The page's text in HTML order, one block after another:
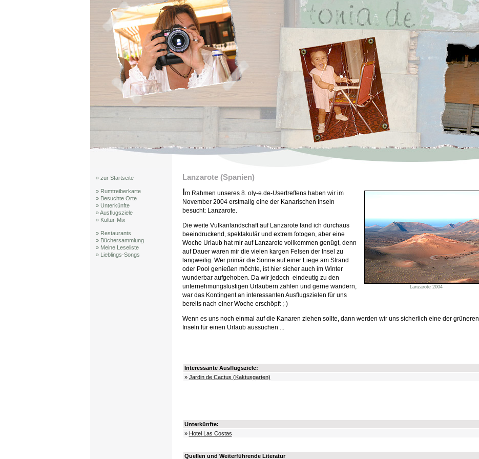
» zur Startseite
» Rumtreiberkarte
» Besuchte Orte
» Unterkünfte
» Ausflugsziele
» Kultur-Mix
» Restaurants
» Büchersammlung
» Meine Leseliste
» Lieblings-Songs
Lanzarote (Spanien)
Lanzarote 2004
Im Rahmen unseres 8. oly-e.de-Usertreffens haben wir im
November 2004 erstmalig eine der Kanarischen Inseln
besucht: Lanzarote.
Die weite Vulkanlandschaft auf Lanzarote fand ich durchaus
beeindruckend, spektakulär und extrem fotogen, aber eine
Woche Urlaub hat mir auf Lanzarote vollkommen genügt, denn
auf Dauer waren mir die vielen kargen Felsen der Insel zu
langweilig. Wer primär die Sonne auf einer Liege am Strand
oder Pool genießen möchte, ist hier sicher auch im Winter
wunderbar aufgehoben. Da wir jedoch eindeutig zu den
unternehmungslustigen Urlaubern zählen und gerne wandern,
war das Kontingent an interessanten Ausflugszielen für uns
bereits nach einer Woche erschöpft ;-)
Wenn es uns noch einmal auf die Kanaren ziehen sollte, dann werden wir uns sicherlich eine der grüneren
Inseln für einen Urlaub aussuchen ...
Interessante Ausflugsziele:
» Jardin de Cactus (Kaktusgarten)
Unterkünfte:
» Hotel Las Costas
Quellen und Weiterführende Literatur